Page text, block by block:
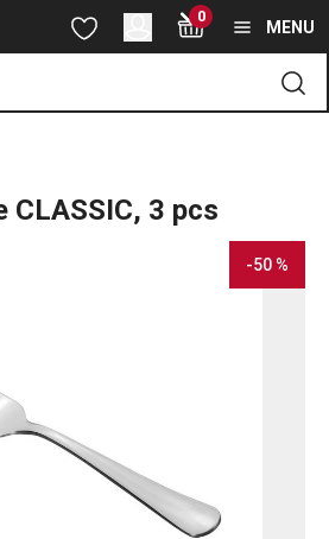
CLASSIC, 3 pcs
o conteúdo principal
para a pesquisa
para a navegação 0
MENU
CLASSIC, 3 pcs
-50 %